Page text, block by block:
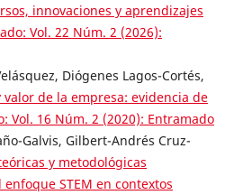
innovaciones y aprendizajes
Vol. 22 Núm. 2 (2026):
Diógenes Lagos-Cortés,
valor de la empresa: evidencia de
Vol. 16 Núm. 2 (2020): Entramado
Galvis, Gilbert-Andrés Cruz-
y metodológicas
STEM en contextos